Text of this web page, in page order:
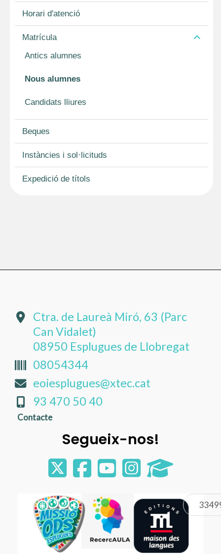
Horari d'atenció
Matrícula
Antics alumnes
Nous alumnes
Candidats lliures
Beques
Instàncies i sol·licituds
Expedició de títols
Ctra. de Laureà Miró, 63 (Parc
Can Vidalet)
08950 Esplugues de Llobregat
08054344
eoiesplugues@xtec.cat
93 470 50 40
Contacte
Segueix-nos!